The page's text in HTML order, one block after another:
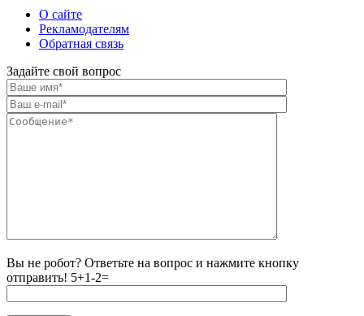
О сайте
Рекламодателям
Обратная связь
Задайте свой вопрос
Вы не робот? Ответьте на вопрос и нажмите кнопку
отправить! 5+1-2=